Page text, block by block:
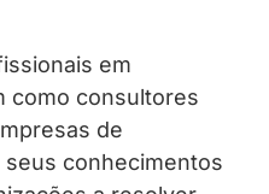
em
como consultores
de
conhecimentos